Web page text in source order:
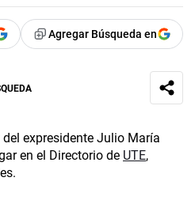
Agregar Búsqueda en
del expresidente Julio María
en el Directorio de UTE,